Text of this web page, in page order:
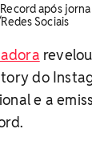
após
Sociais
do
e a